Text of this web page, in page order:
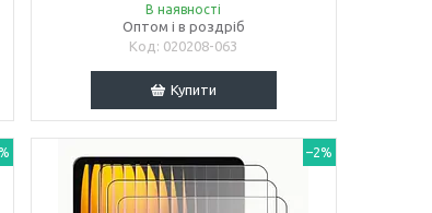
В наявності
Оптом і в роздріб
020208-063
Купити
–2%